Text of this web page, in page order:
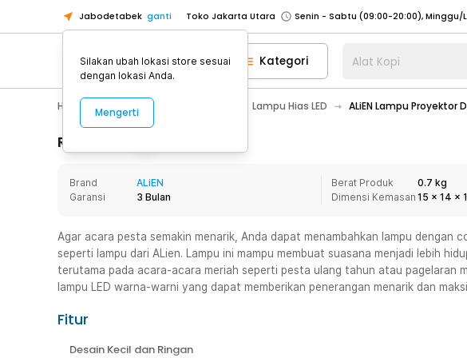
Jabodetabek ganti Toko Jakarta Utara
Toko Tangerang
Toko Cikupa
Pick n Go Jakarta Barat
Senin - Jumat (07:00 - 20:00),
Pick n Go Bekasi
Senin - Jumat (08:00 - 20:00), Sabtu -
Senin - Jumat (08:00 - 20:00), Sabtu -
Senin - Sabtu (09:00-20:00),
Senin - Sabtu (09:00-20:00),
Toko Tangerang
Toko Cikupa
Pick n Go Jakarta Barat
Senin - Jumat (07:00 - 20:00),
Senin - Jumat (08:00 - 20:00), Sabtu -
Kategori Alat Kopi
Home Appliance Lampu Hias LED ALiEN Lampu Proyektor
Rincian Produk
Brand
ALiEN
Garansi
3 Bulan
Berat Produk
0.7 kg
Dimensi Kemasan 15 x 14 x
Agar acara pesta semakin menarik, Anda dapat menambahkan lampu dengan
seperti lampu dari ALien. Lampu ini mampu membuat suasana menjadi lebih
terutama pada acara-acara meriah seperti pesta ulang tahun atau pagelaran
lampu LED warna-warni yang dapat memberikan penerangan menarik dan
Fitur
Desain Kecil dan Ringan
Silakan ubah lokasi store sesuai
dengan lokasi Anda.
Mengerti